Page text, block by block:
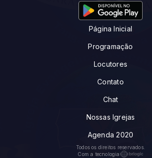
Página Inicial
Programação
Locutores
Contato
Chat
Nossas Igrejas
Agenda 2020
Todos os direitos reservados.
Com a tecnologia